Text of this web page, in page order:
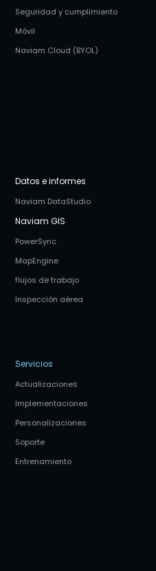
Seguridad y cumplimiento
Móvil
Naviam Cloud (BYOL)
Datos e informes
Naviam DataStudio
Naviam GIS
PowerSync
MapEngine
flujos de trabajo
Inspección aérea
Servicios
Actualizaciones
Implementaciones
Personalizaciones
Soporte
Entrenamiento